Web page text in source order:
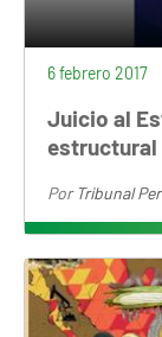
6 febrero 2017
Juicio al
estructural
Por Tribunal